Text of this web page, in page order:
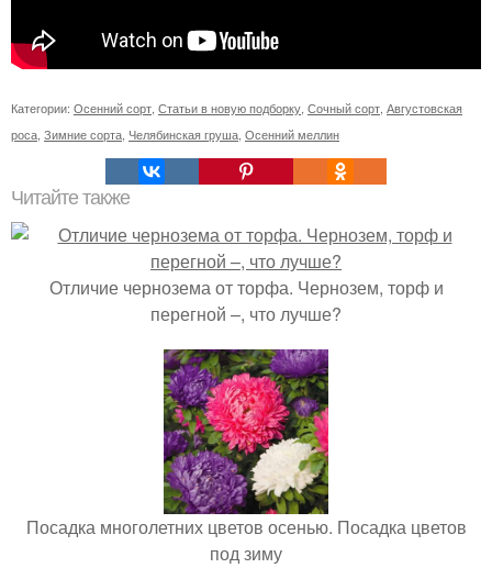
Категории: Осенний сорт, Статьи в новую подборку, Сочный сорт, Августовская
роса, Зимние сорта, Челябинская груша, Осенний меллин
Читайте также
Отличие чернозема от торфа. Чернозем, торф и
перегной –, что лучше?
Посадка многолетних цветов осенью. Посадка цветов
под зиму